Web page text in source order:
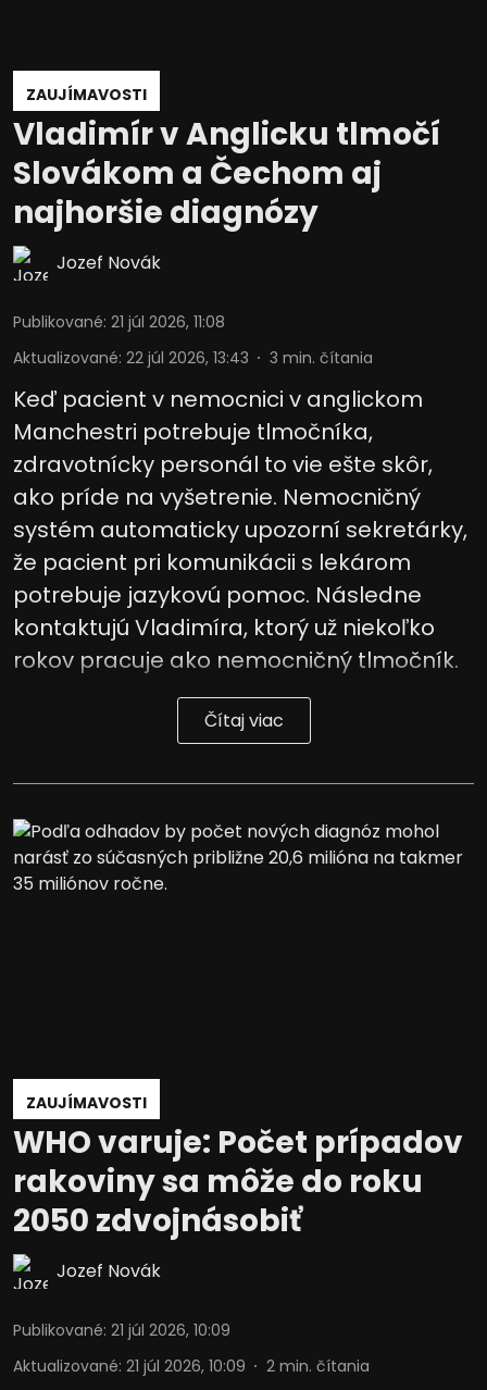
ZAUJÍMAVOSTI
Vladimír v Anglicku tlmočí
Slovákom a Čechom aj
najhoršie diagnózy
Jozef Novák
Publikované: 21 júl 2026, 11:08
Aktualizované: 22 júl 2026, 13:43 3 min. čítania
Keď pacient v nemocnici v anglickom
Manchestri potrebuje tlmočníka,
zdravotnícky personál to vie ešte skôr,
ako príde na vyšetrenie. Nemocničný
systém automaticky upozorní sekretárky,
že pacient pri komunikácii s lekárom
potrebuje jazykovú pomoc. Následne
kontaktujú Vladimíra, ktorý už niekoľko
rokov pracuje ako nemocničný tlmočník.
Čítaj viac
ZAUJÍMAVOSTI
WHO varuje: Počet prípadov
rakoviny sa môže do roku
2050 zdvojnásobiť
Jozef Novák
Publikované: 21 júl 2026, 10:09
Aktualizované: 21 júl 2026, 10:09 2 min. čítania